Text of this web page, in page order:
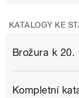
KATALOGY KE
Brožura k 20.
Kompletní